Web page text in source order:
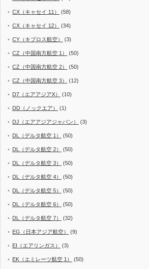
CX（キャセイ 11） (58)
CX（キャセイ 12） (34)
CY（キプロス航空） (3)
CZ（中国南方航空 1） (50)
CZ（中国南方航空 2） (50)
CZ（中国南方航空 3） (12)
D7（エアアジアX） (10)
DD（ノックエア） (1)
DJ（エアアジアジャパン） (3)
DL（デルタ航空 1） (50)
DL（デルタ航空 2） (50)
DL（デルタ航空 3） (50)
DL（デルタ航空 4） (50)
DL（デルタ航空 5） (50)
DL（デルタ航空 6） (50)
DL（デルタ航空 7） (32)
EG（日本アジア航空） (9)
EI（エアリンガス） (3)
EK（エミレーツ航空 1） (50)